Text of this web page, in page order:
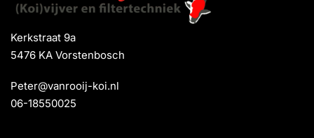
Kerkstraat 9a
5476 KA Vorstenbosch
Peter@vanrooij-koi.nl
06-18550025